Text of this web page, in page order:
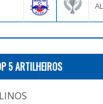
5 ARTILHEIROS